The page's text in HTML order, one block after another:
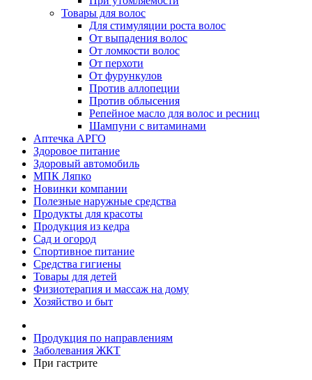
Товары для волос
Для стимуляции роста волос
От выпадения волос
От ломкости волос
От перхоти
От фурункулов
Против аллопеции
Против облысения
Репейное масло для волос и ресниц
Шампуни с витаминами
Аптечка АРГО
Здоровое питание
Здоровый автомобиль
МПК Ляпко
Новинки компании
Полезные наружные средства
Продукты для красоты
Продукция из кедра
Сад и огород
Спортивное питание
Средства гигиены
Товары для детей
Физиотерапия и массаж на дому
Хозяйство и быт
Продукция по направлениям
Заболевания ЖКТ
При гастрите